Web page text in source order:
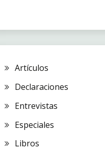
Artículos
Declaraciones
Entrevistas
Especiales
Libros